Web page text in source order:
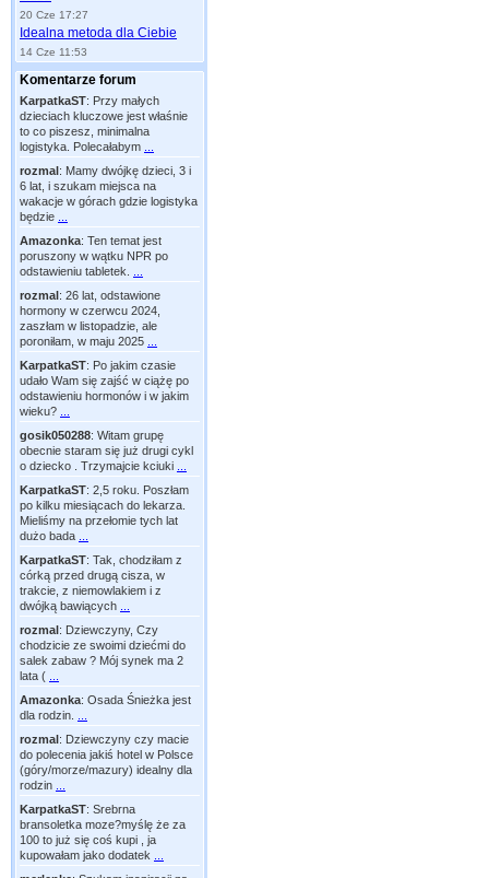
20 Cze 17:27
Idealna metoda dla Ciebie
14 Cze 11:53
Komentarze forum
KarpatkaST: Przy małych
dzieciach kluczowe jest właśnie
to co piszesz, minimalna
logistyka. Polecałabym
rozmal: Mamy dwójkę dzieci, 3 i
6 lat, i szukam miejsca na
wakacje w górach gdzie logistyka
będzie
Amazonka: Ten temat jest
poruszony w wątku NPR po
odstawieniu tabletek.
rozmal: 26 lat, odstawione
hormony w czerwcu 2024,
zaszłam w listopadzie, ale
poroniłam, w maju 2025
KarpatkaST: Po jakim czasie
udało Wam się zajść w ciążę po
odstawieniu hormonów i w jakim
wieku?
gosik050288: Witam grupę
obecnie staram się już drugi cykl
o dziecko . Trzymajcie kciuki
KarpatkaST: 2,5 roku. Poszłam
po kilku miesiącach do lekarza.
Mieliśmy na przełomie tych lat
dużo bada
KarpatkaST: Tak, chodziłam z
córką przed drugą cisza, w
trakcie, z niemowlakiem i z
dwójką bawiących
rozmal: Dziewczyny, Czy
chodzicie ze swoimi dziećmi do
salek zabaw ? Mój synek ma 2
lata (
Amazonka: Osada Śnieżka jest
dla rodzin.
rozmal: Dziewczyny czy macie
do polecenia jakiś hotel w Polsce
(góry/morze/mazury) idealny dla
rodzin
KarpatkaST: Srebrna
bransoletka moze?myślę że za
100 to już się coś kupi , ja
kupowałam jako dodatek